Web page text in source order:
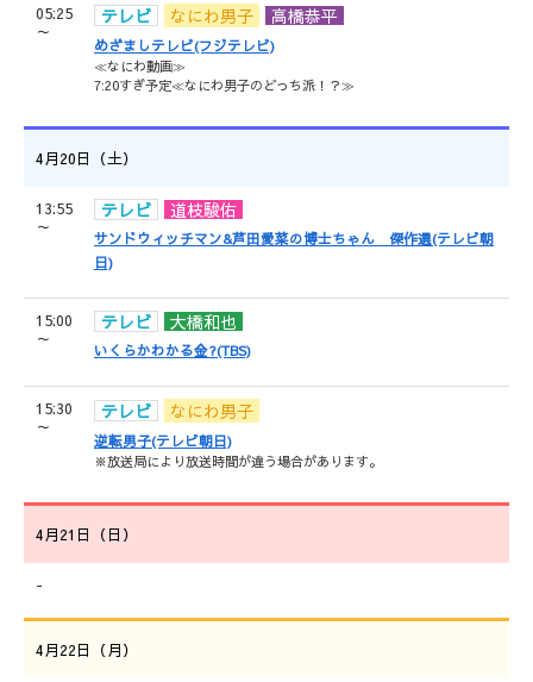
05:25
～
テレビ なにわ男子 高橋恭平
めざましテレビ(フジテレビ)
≪なにわ動画≫
7:20すぎ予定≪なにわ男子のどっち派！？≫
4月20日（土）
13:55
～
テレビ 道枝駿佑
サンドウィッチマン&芦田愛菜の博士ちゃん 傑作選(テレビ朝
日)
15:00
～
テレビ 大橋和也
いくらかわかる金?(TBS)
15:30
～
テレビ なにわ男子
逆転男子(テレビ朝日)
※放送局により放送時間が違う場合があります。
4月21日（日）
-
4月22日（月）